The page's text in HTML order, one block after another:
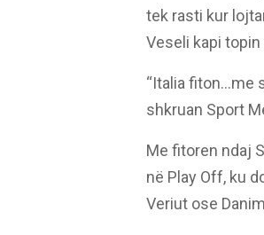
tek rasti kur
Veseli kapi
“Italia fiton…me
shkruan Sport
Me fitoren ndaj
në Play Off, ku
Veriut ose